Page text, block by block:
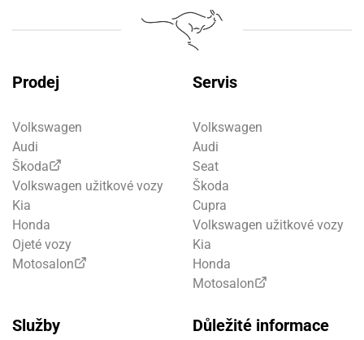
Prodej
Volkswagen
Audi
Škoda
Volkswagen užitkové vozy
Kia
Honda
Ojeté vozy
Motosalon
Servis
Volkswagen
Audi
Seat
Škoda
Cupra
Volkswagen užitkové vozy
Kia
Honda
Motosalon
Služby Důležité informace